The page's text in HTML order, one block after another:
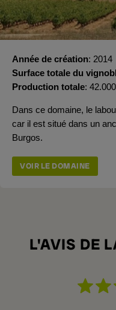
Année de création 2014
Surface totale du
Production totale
Dans ce domaine, le
car il est situé dans un
Burgos.
VOIR LE DOMAINE
L'AVIS DE